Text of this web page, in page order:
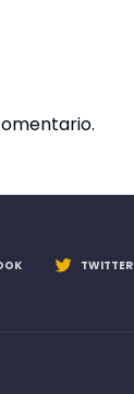
TWITTER